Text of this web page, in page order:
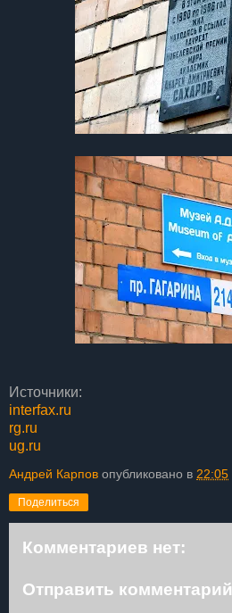
Источники:
interfax.ru
rg.ru
ug.ru
Андрей Карпов опубликовано в 22:05
Поделиться
Комментариев нет:
Отправить комментарий